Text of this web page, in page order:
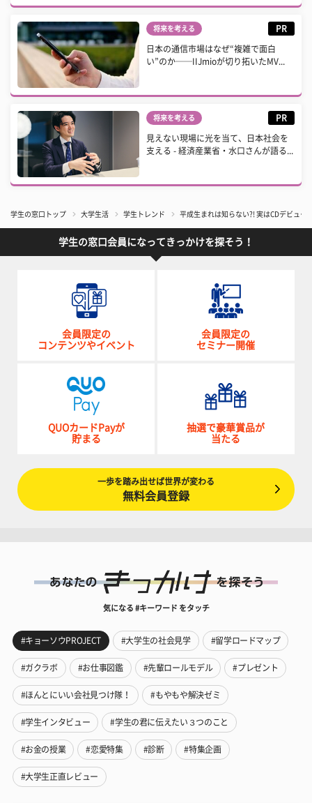
将来を考える PR
日本の通信市場はなぜ“複雑で面白
い”のか──IIJmioが切り拓いたMV...
将来を考える PR
見えない現場に光を当て、日本社会を
支える - 経済産業省・水口さんが語る...
学生の窓口トップ 大学生活 学生トレンド 平成生まれは知らない?! 実はCDデビュ
学生の窓口会員になってきっかけを探そう！
会員限定の
コンテンツやイベント
会員限定の
セミナー開催
QUOカードPayが
貯まる
抽選で豪華賞品が
当たる
一歩を踏み出せば世界が変わる
無料会員登録
気になる #キーワード をタッチ
#キョーソウPROJECT #大学生の社会見学 #留学ロードマップ
#ガクラボ #お仕事図鑑 #先輩ロールモデル #プレゼント
#ほんとにいい会社見つけ隊！ #もやもや解決ゼミ
#学生インタビュー #学生の君に伝えたい３つのこと
#お金の授業 #恋愛特集 #診断 #特集企画
#大学生正直レビュー